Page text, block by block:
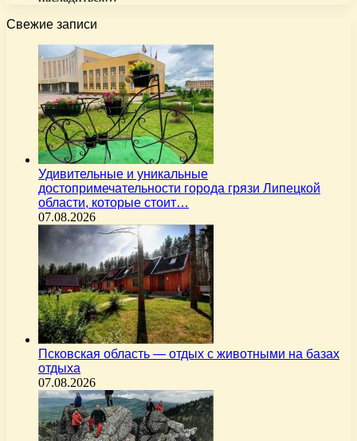
Свежие записи
Удивительные и уникальные
достопримечательности города грязи Липецкой
области, которые стоит…
07.08.2026
Псковская область — отдых с животными на базах
отдыха
07.08.2026